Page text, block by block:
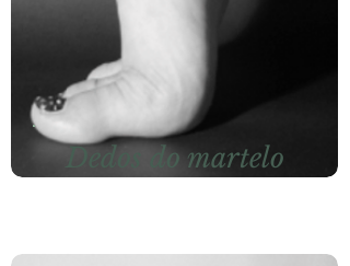
Dedos do martelo